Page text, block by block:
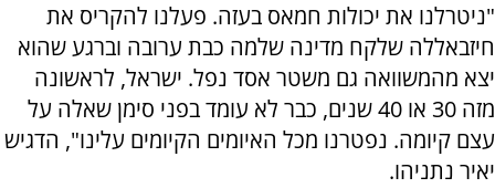
"ניטרלנו את יכולות חמאס בעזה. פעלנו להקריס את
חיזבאללה שלקח מדינה שלמה כבת ערובה וברגע שהוא
יצא מהמשוואה גם משטר אסד נפל. ישראל, לראשונה
מזה 30 או 40 שנים, כבר לא עומד בפני סימן שאלה על
עצם קיומה. נפטרנו מכל האיומים הקיומים עלינו", הדגיש
יאיר נתניהו.